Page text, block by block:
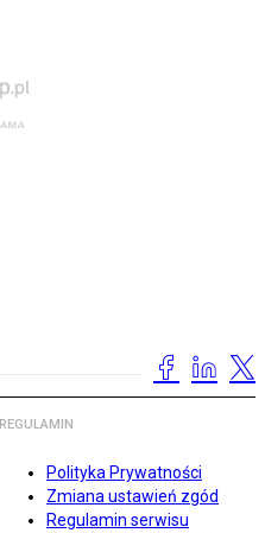
REGULAMIN
Polityka Prywatności
Zmiana ustawień zgód
Regulamin serwisu